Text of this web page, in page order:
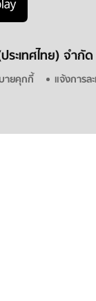
ะเทศไทย) จำกัด
ายคุกกี้ แจ้งการล